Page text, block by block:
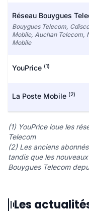
Réseau Bouygues
Bouygues Telecom,
Mobile, Auchan Telecom,
Mobile
YouPrice (1)
La Poste Mobile (2)
(1) YouPrice loue les
Telecom
(2) Les anciens
tandis que les
Bouygues Telecom
Les